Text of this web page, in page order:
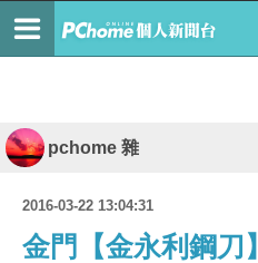
pchome 雜
2016-03-22 13:04:31
金門【金永利鋼刀